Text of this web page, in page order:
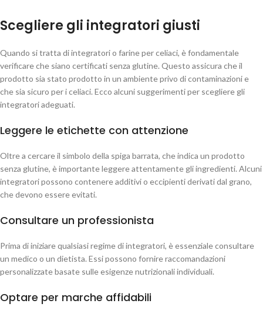
Scegliere gli integratori giusti
Quando si tratta di integratori o farine per celiaci, è fondamentale
verificare che siano certificati senza glutine. Questo assicura che il
prodotto sia stato prodotto in un ambiente privo di contaminazioni e
che sia sicuro per i celiaci. Ecco alcuni suggerimenti per scegliere gli
integratori adeguati.
Leggere le etichette con attenzione
Oltre a cercare il simbolo della spiga barrata, che indica un prodotto
senza glutine, è importante leggere attentamente gli ingredienti. Alcuni
integratori possono contenere additivi o eccipienti derivati dal grano,
che devono essere evitati.
Consultare un professionista
Prima di iniziare qualsiasi regime di integratori, è essenziale consultare
un medico o un dietista. Essi possono fornire raccomandazioni
personalizzate basate sulle esigenze nutrizionali individuali.
Optare per marche affidabili